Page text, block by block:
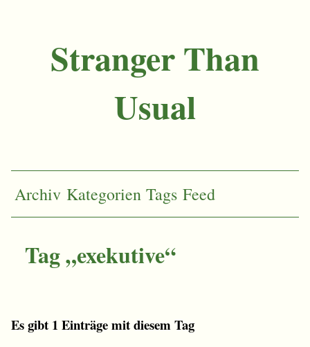
Stranger Than
Usual
Archiv Kategorien Tags Feed
Tag „exekutive“
Es gibt 1 Einträge mit diesem Tag